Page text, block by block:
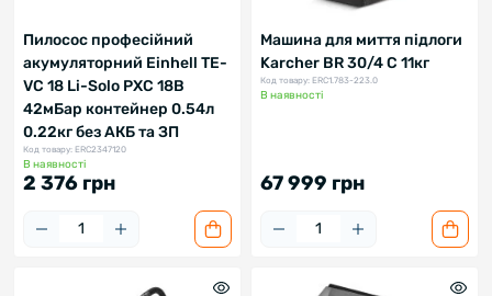
Пилосос професійний
акумуляторний Einhell TE-
VC 18 Li-Solo PXC 18В
42мБар контейнер 0.54л
0.22кг без АКБ та ЗП
Код товару: ERC2347120
В наявності
2 376 грн
Машина для миття підлоги
Karcher BR 30/4 C 11кг
Код товару: ERC1.783-223.0
В наявності
67 999 грн